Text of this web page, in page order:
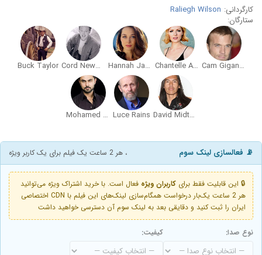
کارگردانی: Raliegh Wilson
ستارگان:
Cam Gigandet
Chantelle Albers
Hannah James
Cord Newman
Buck Taylor
David Midthunder
Luce Rains
Mohamed Karim
📡 فعالسازی لینک سوم ، هر 2 ساعت یک فیلم برای یک کاربر ویژه
🔒 این قابلیت فقط برای کاربران ویژه فعال است. با خرید اشتراک ویژه می‌توانید
هر 2 ساعت یک‌بار درخواست همگام‌سازی لینک‌های این فیلم با CDN اختصاصی
ایران را ثبت کنید و دقایقی بعد به لینک سوم آن دسترسی خواهید داشت
نوع صدا: کیفیت: